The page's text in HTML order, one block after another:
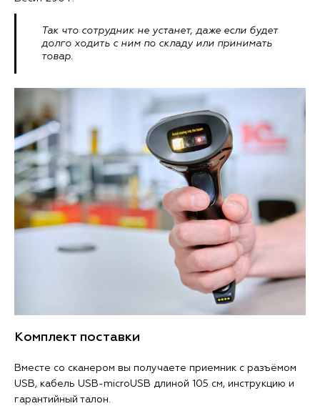
Так что сотрудник не устанет, даже если будет
долго ходить с ним по складу или принимать
товар.
Комплект поставки
Вместе со сканером вы получаете приемник с разъёмом
USB, кабель USB-microUSB длиной 105 см, инструкцию и
гарантийный талон.